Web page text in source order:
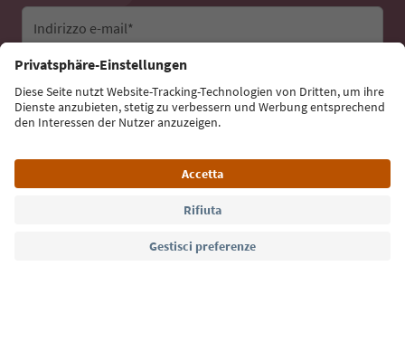
Indirizzo e-mail*
Iscriviti alla newsletter